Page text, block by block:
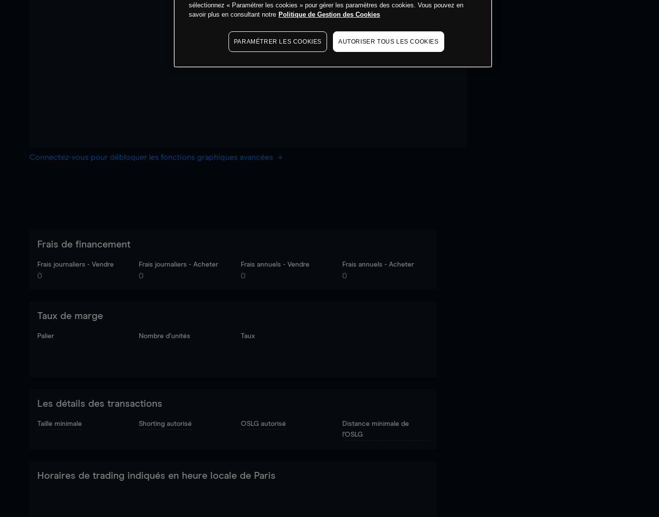
Connectez-vous pour débloquer les fonctions graphiques avancées
Frais de financement
Frais journaliers - Vendre
0
Frais journaliers - Acheter
0
Frais annuels - Vendre
0
Frais annuels - Acheter
0
Taux de marge
Palier Nombre d’unités Taux
Les détails des transactions
Taille minimale Shorting autorisé OSLG autorisé
Distance minimale de
l'OSLG
Horaires de trading indiqués en heure locale de Paris
sélectionnez « Paramétrer les cookies » pour gérer les paramètres des cookies. Vous pouvez en
savoir plus en consultant notre Politique de Gestion des Cookies
PARAMÉTRER LES COOKIES AUTORISER TOUS LES COOKIES